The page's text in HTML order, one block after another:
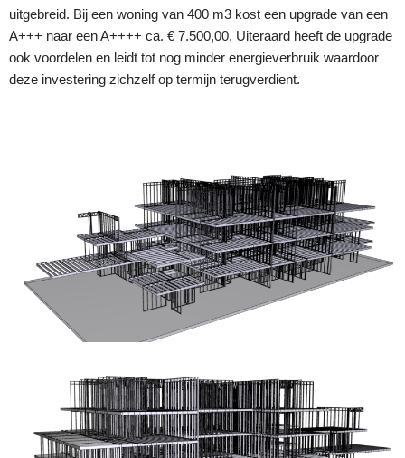
uitgebreid. Bij een woning van 400 m3 kost een upgrade van een
A+++ naar een A++++ ca. € 7.500,00. Uiteraard heeft de upgrade
ook voordelen en leidt tot nog minder energieverbruik waardoor
deze investering zichzelf op termijn terugverdient.